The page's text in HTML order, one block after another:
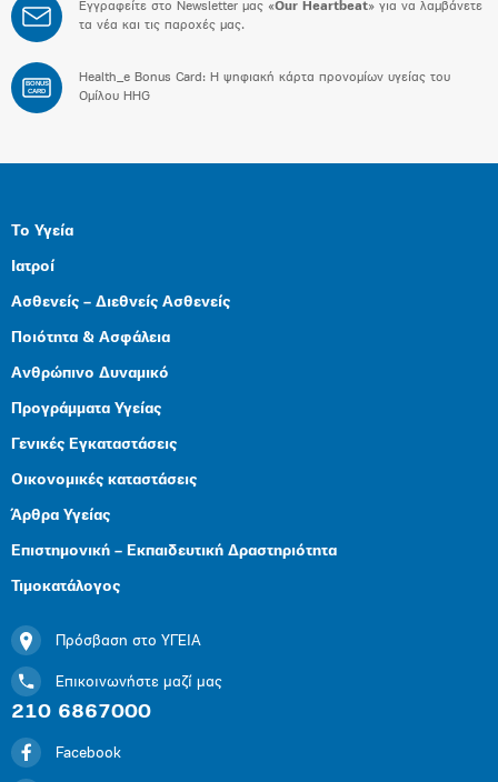
Εγγραφείτε στο Newsletter μας «Our Heartbeat» για να λαμβάνετε
τα νέα και τις παροχές μας.
BONUS
CARD
Health_e Bonus Card: H ψηφιακή κάρτα προνομίων υγείας του
Ομίλου HHG
Το Υγεία
Ιατροί
Ασθενείς – Διεθνείς Ασθενείς
Ποιότητα & Ασφάλεια
Ανθρώπινο Δυναμικό
Προγράμματα Υγείας
Γενικές Εγκαταστάσεις
Οικονομικές καταστάσεις
Άρθρα Υγείας
Επιστημονική – Εκπαιδευτική Δραστηριότητα
Τιμοκατάλογος
Πρόσβαση στο ΥΓΕΙΑ
Επικοινωνήστε μαζί μας
210 6867000
Facebook